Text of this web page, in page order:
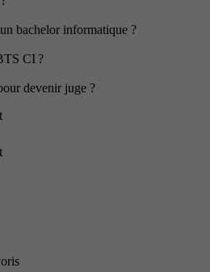
bachelor informatique ?
CI ?
devenir juge ?